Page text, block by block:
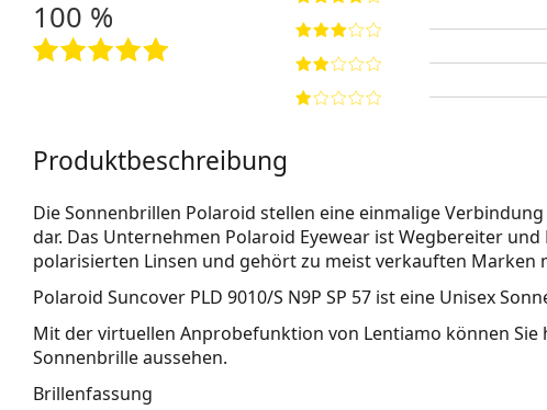
100 %
Produktbeschreibung
Die Sonnenbrillen Polaroid stellen eine einmalige
dar. Das Unternehmen Polaroid Eyewear ist Wegbereiter
polarisierten Linsen und gehört zu meist verkauften Marken
Polaroid Suncover PLD 9010/S N9P SP 57 ist eine Unisex
Mit der virtuellen Anprobefunktion von Lentiamo können Sie
Sonnenbrille aussehen.
Brillenfassung